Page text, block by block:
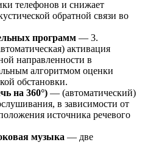
телефонов и снижает
обратной связи во
программ — 3.
активация
направленности в
алгоритмом оценки
обстановки.
на 360°) — (автоматический)
в зависимости от
источника речевого
музыка — две